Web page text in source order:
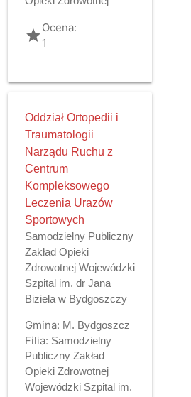
gradeOcena:
1
Oddział Ortopedii i
Traumatologii
Narządu Ruchu z
Centrum
Kompleksowego
Leczenia Urazów
Sportowych
Samodzielny Publiczny
Zakład Opieki
Zdrowotnej Wojewódzki
Szpital im. dr Jana
Biziela w Bydgoszczy
Gmina: M. Bydgoszcz
Filia: Samodzielny
Publiczny Zakład
Opieki Zdrowotnej
Wojewódzki Szpital im.